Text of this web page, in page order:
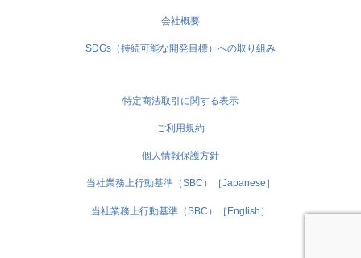
会社概要
SDGs（持続可能な開発目標）への取り組み
特定商法取引に関する表示
ご利用規約
個人情報保護方針
当社業務上行動基準（SBC）［Japanese］
当社業務上行動基準（SBC）［English］